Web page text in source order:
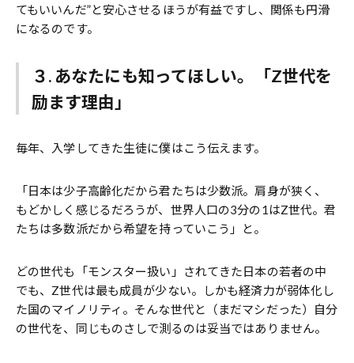
てもいいんだ”と安心させるほうが有益ですし、関係も円滑
になるのです。
３. あなたにも知ってほしい。「Z世代を
励ます理由」
毎年、入学してきた生徒に僕はこう伝えます。
「日本は少子高齢化だから君たちは少数派。肩身が狭く、
もどかしく感じるだろうが、世界人口の3分の1はZ世代。君
たちは多数派だから希望を持っていこう」と。
どの世代も「モンスター扱い」されてきた日本の若者の中
でも、Z世代は最も成員が少ない。しかも経済力が弱体化し
た国のマイノリティ。そんな世代と（まだマシだった）自分
の世代を、同じものさしで測るのは妥当ではありません。